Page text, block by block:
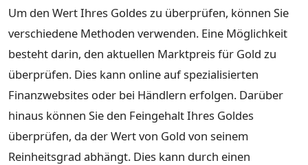
Um den Wert Ihres Goldes zu überprüfen, können Sie
verschiedene Methoden verwenden. Eine Möglichkeit
besteht darin, den aktuellen Marktpreis für Gold zu
überprüfen. Dies kann online auf spezialisierten
Finanzwebsites oder bei Händlern erfolgen. Darüber
hinaus können Sie den Feingehalt Ihres Goldes
überprüfen, da der Wert von Gold von seinem
Reinheitsgrad abhängt. Dies kann durch einen